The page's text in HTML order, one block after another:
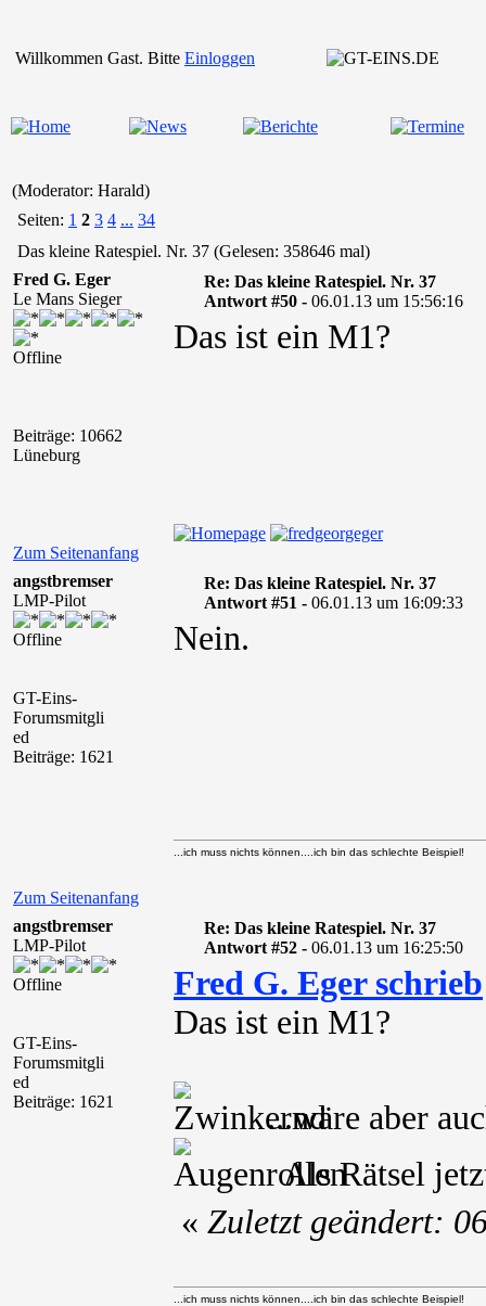
Willkommen Gast. Bitte Einloggen
(Moderator: Harald)
Seiten: 1 2 3 4 ... 34
Das kleine Ratespiel. Nr. 37 (Gelesen: 358646 mal)
Fred G. Eger
Le Mans Sieger
Offline
Beiträge: 10662
Lüneburg
Re: Das kleine Ratespiel. Nr. 37
Antwort #50 - 06.01.13 um 15:56:16
Das ist ein M1?
Zum Seitenanfang
angstbremser
LMP-Pilot
Offline
GT-Eins-
Forumsmitgli
ed
Beiträge: 1621
Re: Das kleine Ratespiel. Nr. 37
Antwort #51 - 06.01.13 um 16:09:33
Nein.
Zum Seitenanfang
...ich muss nichts können....ich bin das schlechte Beispiel!
angstbremser
LMP-Pilot
Offline
GT-Eins-
Forumsmitgli
ed
Beiträge: 1621
Re: Das kleine Ratespiel. Nr. 37
Antwort #52 - 06.01.13 um 16:25:50
Fred G. Eger schrieb
Das ist ein M1?
...wäre aber
Als Rätsel
« Zuletzt geändert:
...ich muss nichts können....ich bin das schlechte Beispiel!